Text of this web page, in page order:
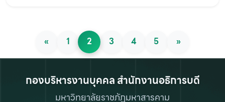
« 1 2 3 4 5 »
กองบริหารงานบุคคล สำนักงานอธิการบดี
มหาวิทยาลัยราชภัฏมหาสารคาม